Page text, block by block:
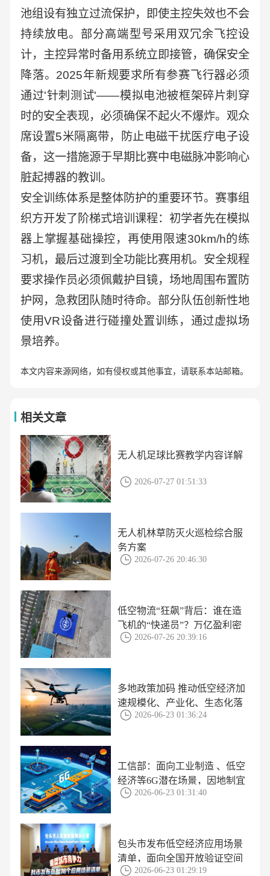
池组设有独立过流保护，即使主控失效也不会
持续放电。部分高端型号采用双冗余飞控设
计，主控异常时备用系统立即接管，确保安全
降落。2025年新规要求所有参赛飞行器必须
通过'针刺测试'——模拟电池被框架碎片刺穿
时的安全表现，必须确保不起火不爆炸。观众
席设置5米隔离带，防止电磁干扰医疗电子设
备，这一措施源于早期比赛中电磁脉冲影响心
脏起搏器的教训。
安全训练体系是整体防护的重要环节。赛事组
织方开发了阶梯式培训课程：初学者先在模拟
器上掌握基础操控，再使用限速30km/h的练
习机，最后过渡到全功能比赛用机。安全规程
要求操作员必须佩戴护目镜，场地周围布置防
护网，急救团队随时待命。部分队伍创新性地
使用VR设备进行碰撞处置训练，通过虚拟场
景培养。
本文内容来源网络，如有侵权或其他事宜，请联系本站邮箱。
相关文章
无人机足球比赛教学内容详解
2026-07-27 01:51:33
无人机林草防灭火巡检综合服
务方案
2026-07-26 20:46:30
低空物流“狂飙”背后：谁在造
飞机的“快递员”？万亿盈利密
码首次曝光
2026-07-26 20:39:16
多地政策加码 推动低空经济加
速规模化、产业化、生态化落
地
2026-06-23 01:36:24
工信部：面向工业制造 、低空
经济等6G潜在场景，因地制宜
开展6G应用场景培育
2026-06-23 01:31:40
包头市发布低空经济应用场景
清单，面向全国开放验证空间
2026-06-23 01:29:19